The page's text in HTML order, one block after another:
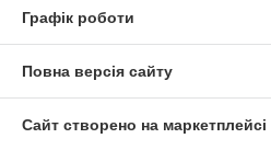
Графік роботи
Повна версія сайту
Сайт створено на маркетплейсі